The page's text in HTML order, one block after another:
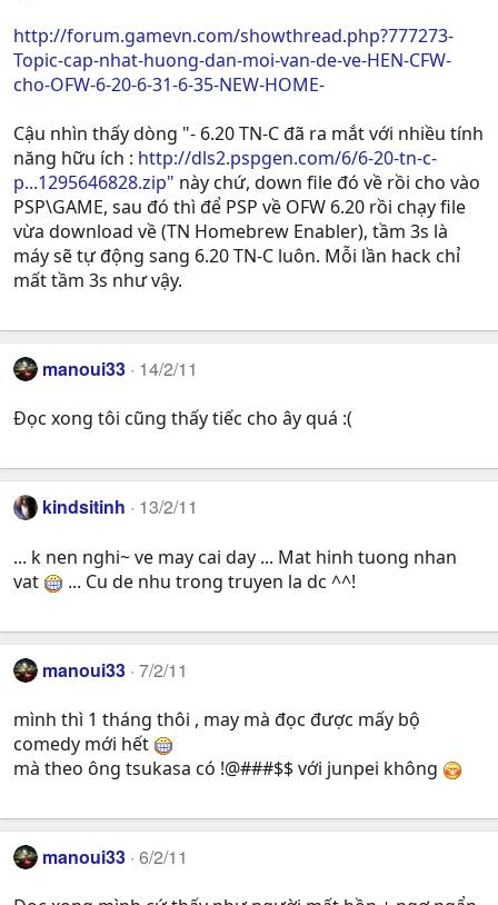
http://forum.gamevn.com/showthread.php?777273-
Topic-cap-nhat-huong-dan-moi-van-de-ve-HEN-CFW-
cho-OFW-6-20-6-31-6-35-NEW-HOME-
Cậu nhìn thấy dòng "- 6.20 TN-C đã ra mắt với nhiều tính
năng hữu ích : http://dls2.pspgen.com/6/6-20-tn-c-
p...1295646828.zip" này chứ, down file đó về rồi cho vào
PSP\GAME, sau đó thì để PSP về OFW 6.20 rồi chạy file
vừa download về (TN Homebrew Enabler), tầm 3s là
máy sẽ tự động sang 6.20 TN-C luôn. Mỗi lần hack chỉ
mất tầm 3s như vậy.
manoui33 14/2/11
Đọc xong tôi cũng thấy tiếc cho ây quá :(
kindsitinh 13/2/11
... k nen nghi~ ve may cai day ... Mat hinh tuong nhan
vat
... Cu de nhu trong truyen la dc ^^!
manoui33 7/2/11
mình thì 1 tháng thôi , may mà đọc được mấy bộ
comedy mới hết
mà theo ông tsukasa có !@###$$ với junpei không
manoui33 6/2/11